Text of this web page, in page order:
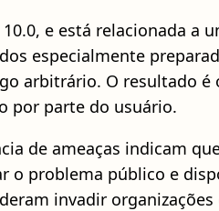
e está relacionada
especialmente
arbitrário. O resultado
por parte do usuário.
de ameaças indicam
o problema público e
invadir